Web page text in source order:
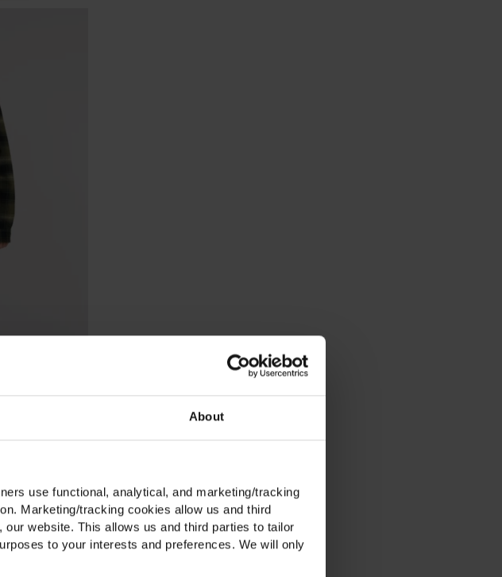
About
use functional, analytical, and marketing/tracking
Marketing/tracking cookies allow us and third
website. This allows us and third parties to tailor
to your interests and preferences. We will only